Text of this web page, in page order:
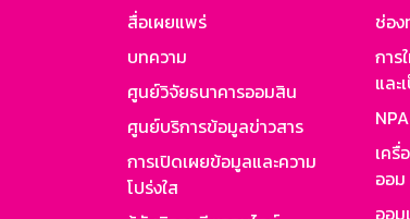
สื่อเผยแพร่
บทความ
ศูนย์วิจัยธนาคารออมสิน
ศูนย์บริการข้อมูลข่าวสาร
การเปิดเผยข้อมูลและความ
โปร่งใส
ช่อง
การ
และ
เค
ออม